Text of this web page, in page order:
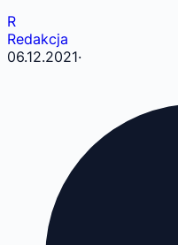
R
Redakcja
06.12.2021·